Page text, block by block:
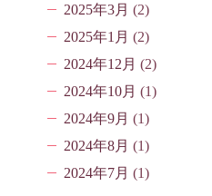
2025年3月 (2)
2025年1月 (2)
2024年12月 (2)
2024年10月 (1)
2024年9月 (1)
2024年8月 (1)
2024年7月 (1)